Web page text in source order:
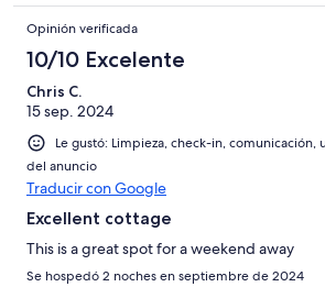
Opinión verificada
10/10 Excelente
Chris C.
15 sep. 2024
Le gustó: Limpieza, check-in, comunicación,
del anuncio
Traducir con Google
Excellent cottage
This is a great spot for a weekend away
Se hospedó 2 noches en septiembre de 2024